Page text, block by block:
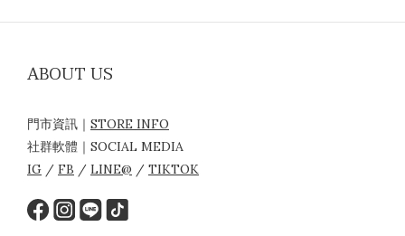
ABOUT US
門市資訊｜ STORE INFO
社群軟體｜SOCIAL MEDIA
IG / FB / LINE@ / TIKTOK